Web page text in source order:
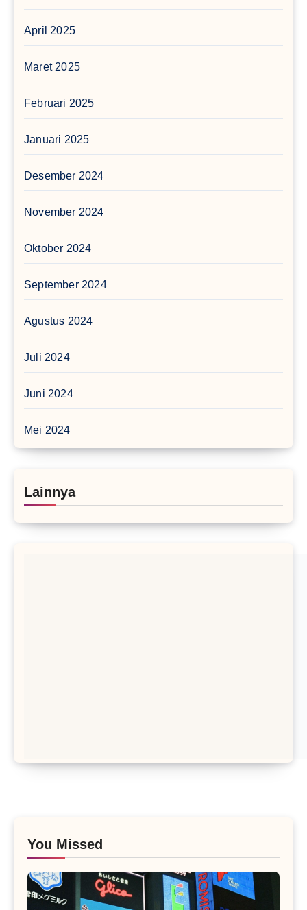
April 2025
Maret 2025
Februari 2025
Januari 2025
Desember 2024
November 2024
Oktober 2024
September 2024
Agustus 2024
Juli 2024
Juni 2024
Mei 2024
Lainnya
You Missed